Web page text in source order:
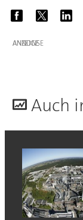
ANZEIGE
Auch